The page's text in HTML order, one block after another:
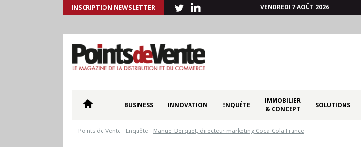
INSCRIPTION NEWSLETTER VENDREDI 7 AOÛT 2026
BUSINESS INNOVATION ENQUÊTE
IMMOBILIER
& CONCEPT
SOLUTIONS
Points de Vente - Enquête - Manuel Berquet, directeur marketing Coca-Cola France